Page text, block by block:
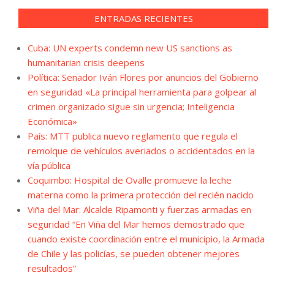
ENTRADAS RECIENTES
Cuba: UN experts condemn new US sanctions as
humanitarian crisis deepens
Política: Senador Iván Flores por anuncios del Gobierno
en seguridad «La principal herramienta para golpear al
crimen organizado sigue sin urgencia; Inteligencia
Económica»
País: MTT publica nuevo reglamento que regula el
remolque de vehículos averiados o accidentados en la
vía pública
Coquimbo: Hospital de Ovalle promueve la leche
materna como la primera protección del recién nacido
Viña del Mar: Alcalde Ripamonti y fuerzas armadas en
seguridad “En Viña del Mar hemos demostrado que
cuando existe coordinación entre el municipio, la Armada
de Chile y las policías, se pueden obtener mejores
resultados”